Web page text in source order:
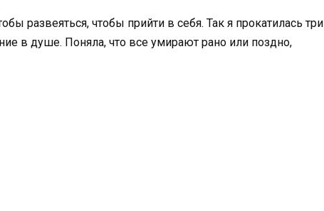
развеяться, чтобы прийти в себя. Так я прокатилась три
в душе. Поняла, что все умирают рано или поздно,